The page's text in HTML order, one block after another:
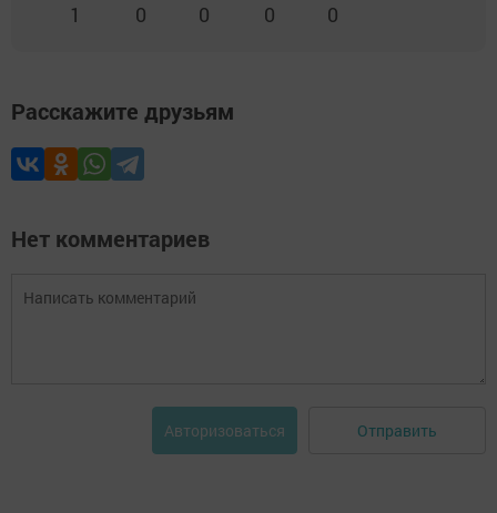
1 0 0 0 0
Расскажите друзьям
Нет комментариев
Авторизоваться Отправить